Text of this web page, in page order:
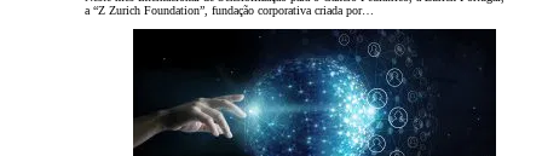
a “Z Zurich Foundation”, fundação corporativa criada por…